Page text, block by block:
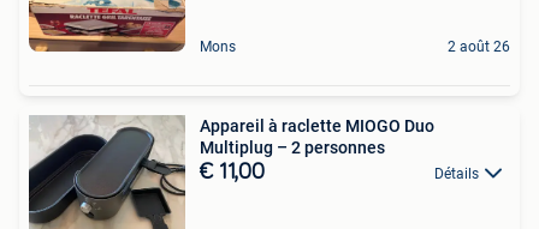
Mons 2 août 26
Appareil à raclette MIOGO Duo
Multiplug – 2 personnes
€ 11,00 Détails